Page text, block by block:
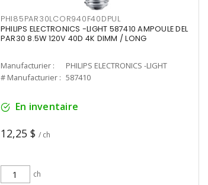
PHI85PAR30LCOR940F40DPUL
PHILIPS ELECTRONICS -LIGHT 587410 AMPOULE DEL
PAR30 8.5W 120V 40D 4K DIMM / LONG
Manufacturier :
PHILIPS ELECTRONICS -LIGHT
# Manufacturier : 587410
En inventaire
12,25 $ / ch
ch